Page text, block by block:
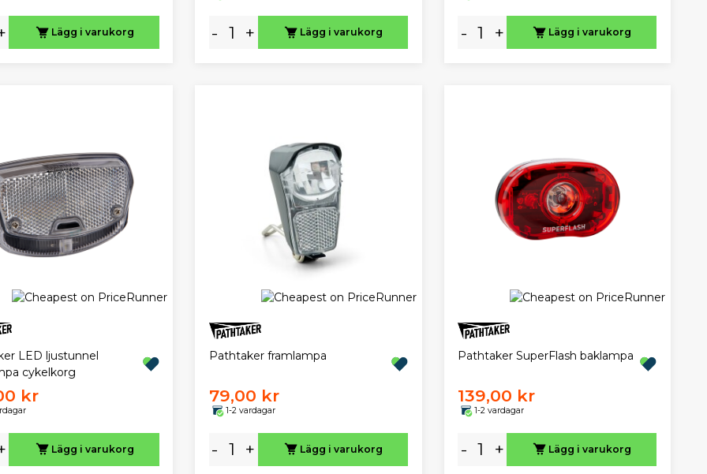
Lägg i varukorg - + Lägg i varukorg - + Lägg i varukorg
LED ljustunnel
cykelkorg
kr
Lägg i varukorg
Pathtaker framlampa
79,00 kr
1-2 vardagar
- + Lägg i varukorg
Pathtaker SuperFlash baklampa
139,00 kr
1-2 vardagar
- + Lägg i varukorg